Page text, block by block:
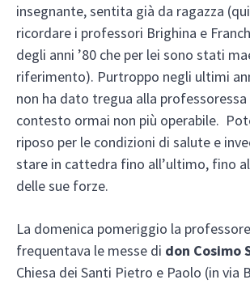
insegnante, sentita già da ragazza
ricordare i professori Brighina e
degli anni ’80 che per lei sono stati
riferimento). Purtroppo negli ultimi
non ha dato tregua alla professoressa
contesto ormai non più operabile.
riposo per le condizioni di salute e
stare in cattedra fino all’ultimo, fino
delle sue forze.
La domenica pomeriggio la
frequentava le messe di don Cosimo
Chiesa dei Santi Pietro e Paolo (in via